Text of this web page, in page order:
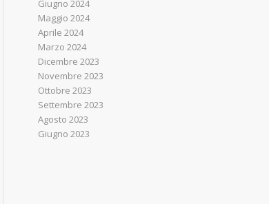
Giugno 2024
Maggio 2024
Aprile 2024
Marzo 2024
Dicembre 2023
Novembre 2023
Ottobre 2023
Settembre 2023
Agosto 2023
Giugno 2023